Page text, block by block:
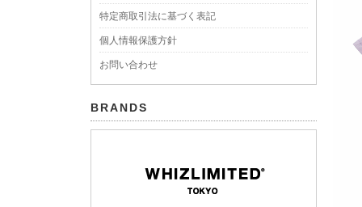
特定商取引法に基づく表記
個人情報保護方針
お問い合わせ
BRANDS